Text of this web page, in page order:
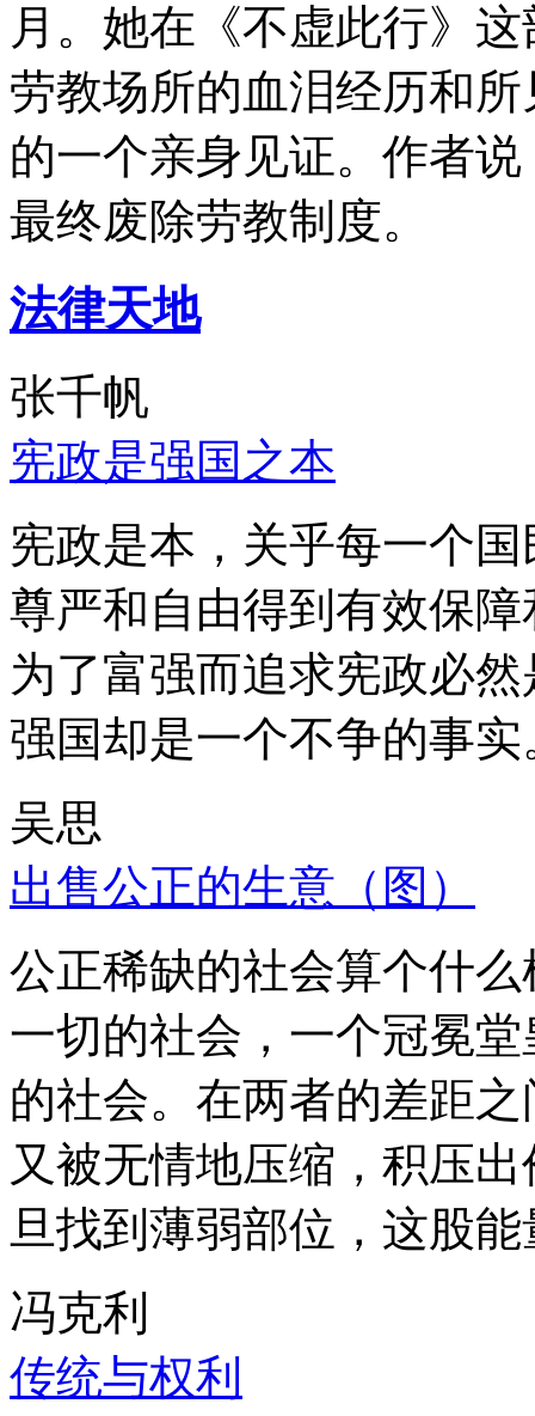
月。她在《不虚此行》
劳教场所的血泪经历和
的一个亲身见证。作者
最终废除劳教制度。
法律天地
张千帆
宪政是强国之本
宪政是本，关乎每一个
尊严和自由得到有效保
为了富强而追求宪政必
强国却是一个不争的事实
吴思
出售公正的生意（图）
公正稀缺的社会算个什
一切的社会，一个冠冕
的社会。在两者的差距
又被无情地压缩，积压
旦找到薄弱部位，这股
冯克利
传统与权利